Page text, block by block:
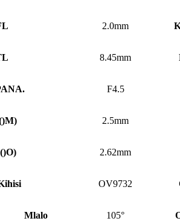
2.0mm
8.45mm
F4.5
M) 2.5mm
()O) 2.62mm
OV9732
Mlalo 105°